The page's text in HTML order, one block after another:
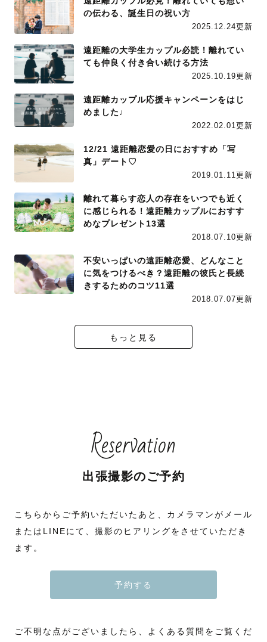
の伝わる、誕生日の祝い方
2025.12.24更新
遠距離の大学生カップル必読！離れてい
ても仲良く付き合い続ける方法
2025.10.19更新
遠距離カップル応援キャンペーンをはじ
めました♩
2022.02.01更新
12/21 遠距離恋愛の日におすすめ「写
真」デート♡
2019.01.11更新
離れて暮らす恋人の存在をいつでも近く
に感じられる！遠距離カップルにおすす
めなプレゼント13選
2018.07.10更新
不安いっぱいの遠距離恋愛、どんなこと
に気をつけるべき？遠距離の彼氏と長続
きするためのコツ11選
2018.07.07更新
もっと見る
Reservation
出張撮影のご予約
こちらからご予約いただいたあと、カメラマンがメール
またはLINEにて、撮影のヒアリングをさせていただき
ます。
予約する
ご不明な点がございましたら、よくある質問をご覧くだ